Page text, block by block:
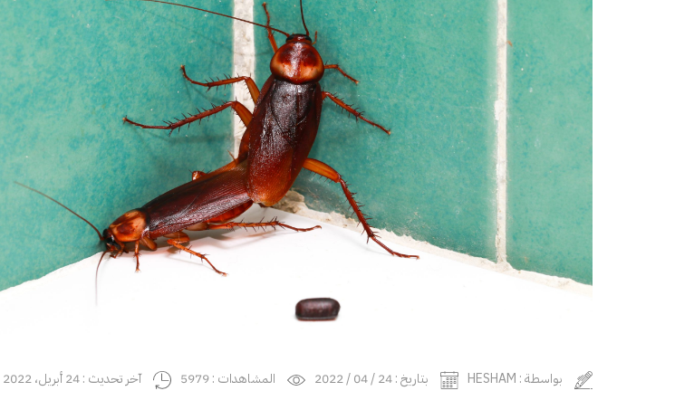
بواسطة : HESHAM بتاريخ : 24 / 04 / 2022 المشاهدات : 5979 آخر تحديث : 24 أبريل، 2022